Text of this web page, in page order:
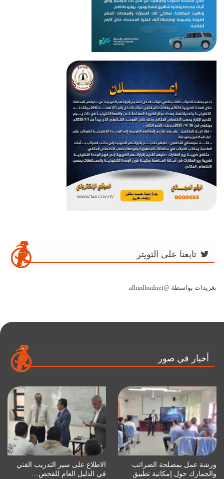
تابعنا على التويتر
تغريدات بواسطة @alhudhudnet
أخبار في صور
ورشة عمل بمصلحة الضرائب
والجمارك حول إمكانية تطبيق
الاطلاع على سير التدريب الفني
في الدليل العام للفحص…